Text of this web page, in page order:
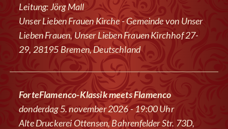
Leitung: Jörg Mall
Unser Lieben Frauen Kirche - Gemeinde von Unser
Lieben Frauen, Unser Lieben Frauen Kirchhof 27-
29, 28195 Bremen, Deutschland
ForteFlamenco-Klassik meets Flamenco
donderdag 5. november 2026 - 19:00 Uhr
Alte Druckerei Ottensen, Bahrenfelder Str. 73D,